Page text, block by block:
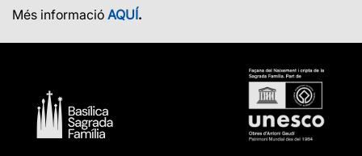
Més informació AQUÍ.